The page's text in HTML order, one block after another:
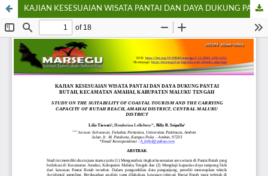
KAJIAN KESESUAIAN WISATA PANTAI DAN DAYA DUKUNG PANTAI RUTAH, KECAMATAN AMAHAI, KABUPATEN MALUKU TENGAH